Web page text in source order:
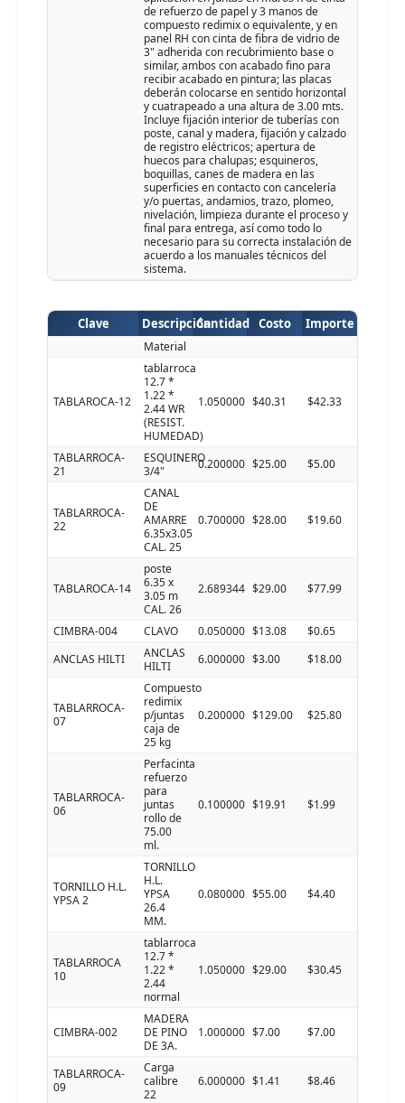
de refuerzo de papel y 3 manos de
compuesto redimix o equivalente, y en
panel RH con cinta de fibra de vidrio de
3" adherida con recubrimiento base o
similar, ambos con acabado fino para
recibir acabado en pintura; las placas
deberán colocarse en sentido horizontal
y cuatrapeado a una altura de 3.00 mts.
Incluye fijación interior de tuberías con
poste, canal y madera, fijación y calzado
de registro eléctricos; apertura de
huecos para chalupas; esquineros,
boquillas, canes de madera en las
superficies en contacto con cancelería
y/o puertas, andamios, trazo, plomeo,
nivelación, limpieza durante el proceso y
final para entrega, así como todo lo
necesario para su correcta instalación de
acuerdo a los manuales técnicos del
sistema.
Clave DescripciónCantidad Costo Importe
Material
TABLAROCA-12
tablarroca
12.7 *
1.22 *
2.44 WR
(RESIST.
HUMEDAD)
1.050000 $40.31 $42.33
TABLARROCA-
21
ESQUINERO
3/4"
0.200000 $25.00 $5.00
TABLARROCA-
22
CANAL
DE
AMARRE
6.35x3.05
CAL. 25
0.700000 $28.00 $19.60
TABLAROCA-14
poste
6.35 x
3.05 m
CAL. 26
2.689344 $29.00 $77.99
CIMBRA-004 CLAVO 0.050000 $13.08
$0.65
ANCLAS HILTI
ANCLAS
HILTI
6.000000 $3.00 $18.00
TABLARROCA-
07
Compuesto
redimix
p/juntas
caja de
25 kg
0.200000 $129.00 $25.80
TABLARROCA-
06
Perfacinta
refuerzo
para
juntas
rollo de
75.00
ml.
0.100000 $19.91 $1.99
TORNILLO H.L.
YPSA 2
TORNILLO
H.L.
YPSA
26.4
MM.
0.080000 $55.00 $4.40
TABLARROCA
10
tablarroca
12.7 *
1.22 *
2.44
normal
1.050000 $29.00 $30.45
CIMBRA-002
MADERA
DE PINO
DE 3A.
1.000000 $7.00 $7.00
TABLARROCA-
09
Carga
calibre
22
6.000000 $1.41 $8.46